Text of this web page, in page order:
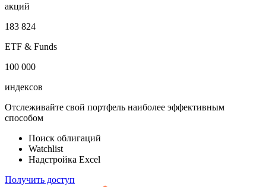
акций
183 824
ETF & Funds
100 000
индексов
Отслеживайте свой портфель наиболее эффективным
способом
Поиск облигаций
Watchlist
Надстройка Excel
Получить доступ